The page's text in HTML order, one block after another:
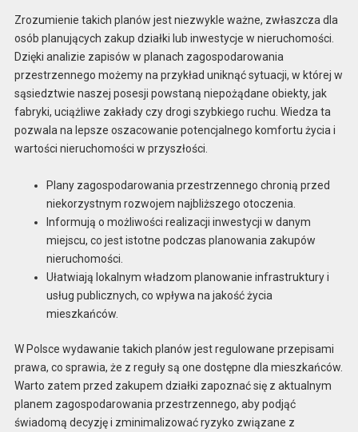
Zrozumienie takich planów jest niezwykle ważne, zwłaszcza dla
osób planujących zakup działki lub inwestycje w nieruchomości.
Dzięki analizie zapisów w planach zagospodarowania
przestrzennego możemy na przykład uniknąć sytuacji, w której w
sąsiedztwie naszej posesji powstaną niepożądane obiekty, jak
fabryki, uciążliwe zakłady czy drogi szybkiego ruchu. Wiedza ta
pozwala na lepsze oszacowanie potencjalnego komfortu życia i
wartości nieruchomości w przyszłości.
Plany zagospodarowania przestrzennego chronią przed
niekorzystnym rozwojem najbliższego otoczenia.
Informują o możliwości realizacji inwestycji w danym
miejscu, co jest istotne podczas planowania zakupów
nieruchomości.
Ułatwiają lokalnym władzom planowanie infrastruktury i
usług publicznych, co wpływa na jakość życia
mieszkańców.
W Polsce wydawanie takich planów jest regulowane przepisami
prawa, co sprawia, że z reguły są one dostępne dla mieszkańców.
Warto zatem przed zakupem działki zapoznać się z aktualnym
planem zagospodarowania przestrzennego, aby podjąć
świadomą decyzję i zminimalizować ryzyko związane z